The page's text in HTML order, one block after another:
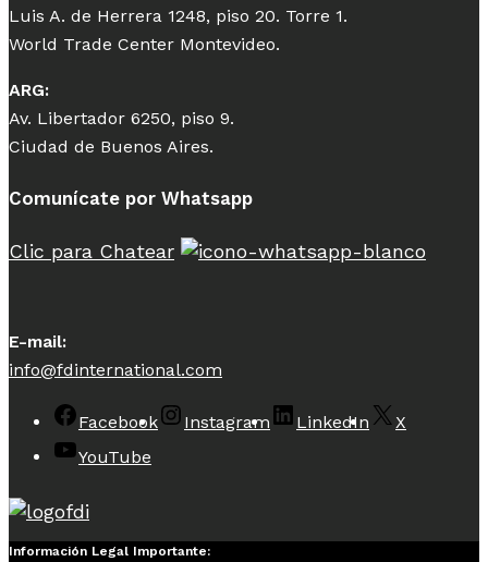
Luis A. de Herrera 1248, piso 20. Torre 1.
World Trade Center Montevideo.
ARG:
Av. Libertador 6250, piso 9.
Ciudad de Buenos Aires.
Comunícate por Whatsapp
Clic para Chatear
E-mail:
info@fdinternational.com
Facebook Instagram LinkedIn
X
YouTube
Información Legal Importante: